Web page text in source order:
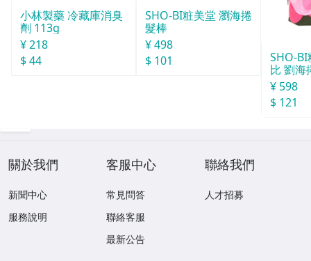
小林製藥 冷藏庫消臭
劑 113g
¥ 218
$ 44
SHO-BI粧美堂 瀏海捲
髮棒
¥ 498
$ 101
SHO-
比 劉海
¥ 598
$ 121
關於我們
新聞中心
服務說明
客服中心
常見問答
聯絡客服
最新公告
聯絡我們
人才招募